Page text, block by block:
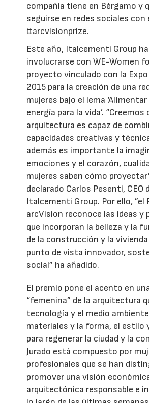
compañía tiene en Bérgamo y
seguirse en redes sociales con
#arcvisionprize.
Este año, Italcementi Group
involucrarse con WE-Women
proyecto vinculado con la Expo
2015 para la creación de una
mujeres bajo el lema
energía para la vida’. “Creemos
arquitectura es capaz de
capacidades creativas y
además es importante la
emociones y el corazón,
mujeres saben cómo
declarado Carlos Pesenti, CEO
Italcementi Group. Por ello, ”el
arcVision reconoce las ideas y
que incorporan la belleza y la
de la construcción y la vivienda
punto de vista innovador,
social” ha añadido.
El premio pone el acento en
“femenina” de la arquitectura
tecnología y el medio
materiales y la forma, el estilo
para regenerar la ciudad y la
Jurado está compuesto por
profesionales que se han
promover una visión
arquitectónica responsable e